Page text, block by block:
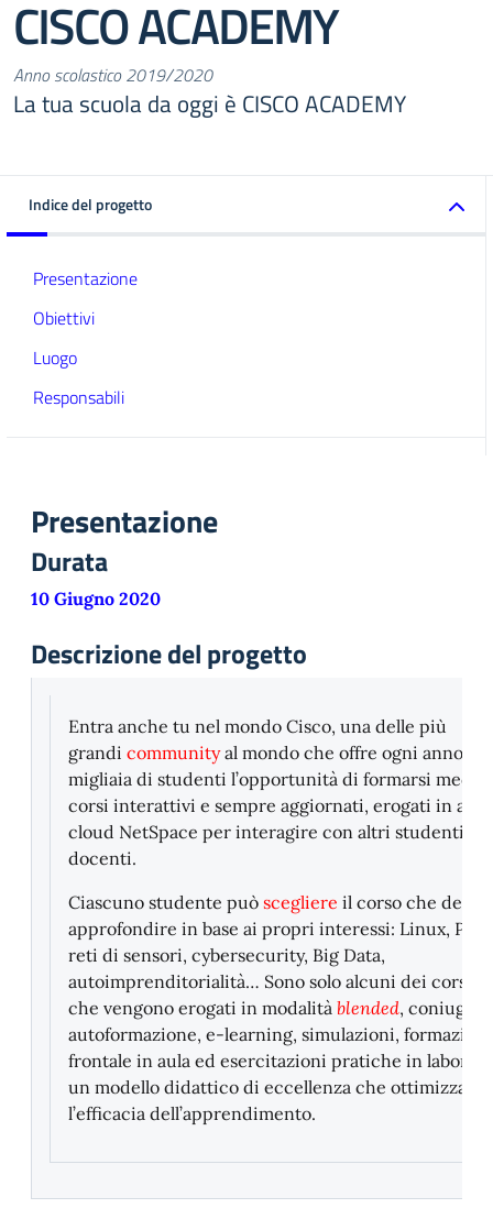
CISCO ACADEMY
Anno scolastico 2019/2020
La tua scuola da oggi è CISCO ACADEMY
Indice del progetto
Presentazione
Obiettivi
Luogo
Responsabili
Presentazione
Durata
10 Giugno 2020
Descrizione del progetto
Entra anche tu nel mondo Cisco, una delle più
grandi communityal mondo che offre ogni anno a
migliaia di studenti l’opportunità di formarsi
corsi interattivi e sempre aggiornati, erogati in
cloud NetSpace per interagire con altri studenti e
docenti.
Ciascuno studente può scegliere il corso che
approfondire in base ai propri interessi: Linux,
reti di sensori, cybersecurity, Big Data,
autoimprenditorialità… Sono solo alcuni dei corsi
che vengono erogati in modalità blended,
autoformazione, e-learning, simulazioni,
frontale in aula ed esercitazioni pratiche in
un modello didattico di eccellenza che ottimizza
l’efficacia dell’apprendimento.